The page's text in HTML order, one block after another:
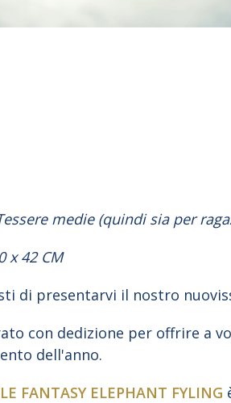
medie (quindi sia per
x 42 CM
di presentarvi il nostro
con dedizione per offrire a
dell'anno.
FANTASY ELEPHANT FYLING